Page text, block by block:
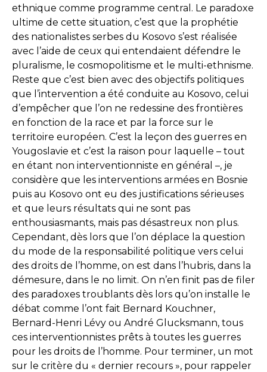
ethnique comme programme central. Le paradoxe
ultime de cette situation, c’est que la prophétie
des nationalistes serbes du Kosovo s’est réalisée
avec l’aide de ceux qui entendaient défendre le
pluralisme, le cosmopolitisme et le multi-ethnisme.
Reste que c’est bien avec des objectifs politiques
que l’intervention a été conduite au Kosovo, celui
d’empêcher que l’on ne redessine des frontières
en fonction de la race et par la force sur le
territoire européen. C’est la leçon des guerres en
Yougoslavie et c’est la raison pour laquelle – tout
en étant non interventionniste en général –, je
considère que les interventions armées en Bosnie
puis au Kosovo ont eu des justifications sérieuses
et que leurs résultats qui ne sont pas
enthousiasmants, mais pas désastreux non plus.
Cependant, dès lors que l’on déplace la question
du mode de la responsabilité politique vers celui
des droits de l’homme, on est dans l’hubris, dans la
démesure, dans le no limit. On n’en finit pas de filer
des paradoxes troublants dès lors qu’on installe le
débat comme l’ont fait Bernard Kouchner,
Bernard-Henri Lévy ou André Glucksmann, tous
ces interventionnistes prêts à toutes les guerres
pour les droits de l’homme. Pour terminer, un mot
sur le critère du « dernier recours », pour rappeler